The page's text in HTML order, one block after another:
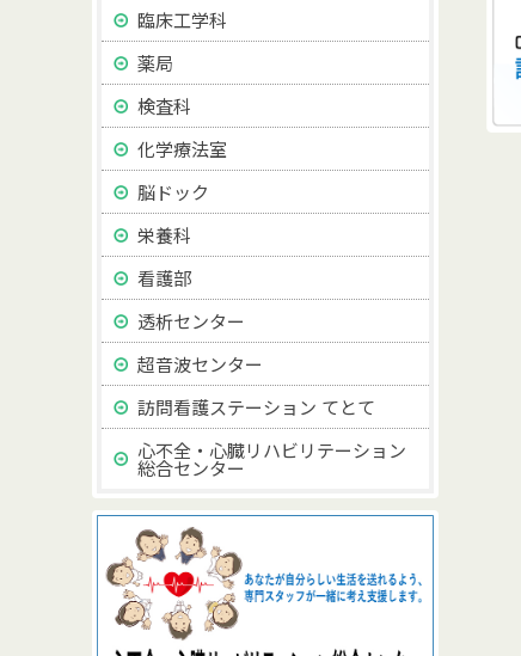
臨床工学科
薬局
検査科
化学療法室
脳ドック
栄養科
看護部
透析センター
超音波センター
訪問看護ステーション てとて
心不全・心臓リハビリテーション
総合センター